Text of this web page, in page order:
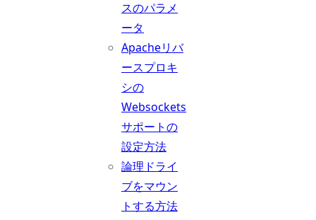
スのパラメ
ータ
Apacheリバ
ースプロキ
シの
Websockets
サポートの
設定方法
論理ドライ
ブをマウン
トする方法